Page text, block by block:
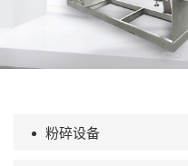
粉碎设备